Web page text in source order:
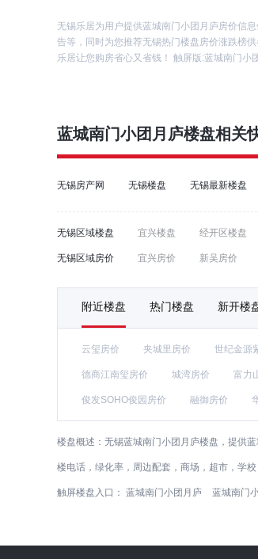
无锡乐居为用户提供蓝城南门小团月庐房价信
告等，同时为您推荐无锡热门楼盘房价涨跌榜
乐居让您购房省心又省钱！ 触屏版:蓝城南门小
蓝城南门小团月庐楼盘相关
无锡房产网 无锡楼盘 无锡最新楼盘
无锡区域楼盘 宜兴楼盘 经开区楼盘
无锡区域房价 宜兴房价 新吴房价
附近楼盘 热门楼盘 新开楼
云玺房价 夹城里房价 世纪金源
德商江南玺房价 城湾房价 富力
俊发SOHO俊园房价 融御房价
楼盘概述： 无锡蓝城南门小团月庐楼盘，提供
楼电话，绿化率，周边配套，商场，超市，学
触屏楼盘入口： 蓝城南门小团月庐 蓝城南门